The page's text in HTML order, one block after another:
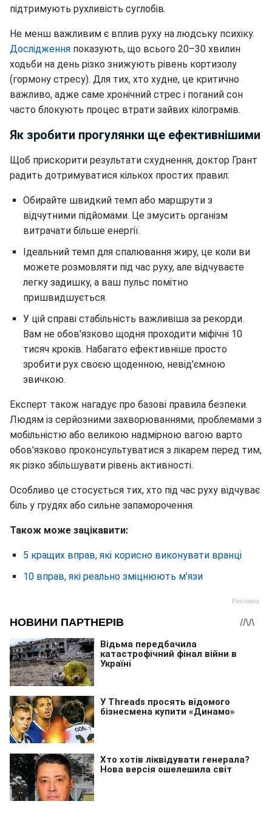
підтримують рухливість суглобів.
Не менш важливим є вплив руху на людську психіку.
Дослідження показують, що всього 20–30 хвилин
ходьби на день різко знижують рівень кортизолу
(гормону стресу). Для тих, хто худне, це критично
важливо, адже саме хронічний стрес і поганий сон
часто блокують процес втрати зайвих кілограмів.
Як зробити прогулянки ще ефективнішими
Щоб прискорити результати схуднення, доктор Грант
радить дотримуватися кількох простих правил:
Обирайте швидкий темп або маршрути з
відчутними підйомами. Це змусить організм
витрачати більше енергії.
Ідеальний темп для спалювання жиру, це коли ви
можете розмовляти під час руху, але відчуваєте
легку задишку, а ваш пульс помітно
пришвидшується.
У цій справі стабільність важливіша за рекорди.
Вам не обов'язково щодня проходити міфічні 10
тисяч кроків. Набагато ефективніше просто
зробити рух своєю щоденною, невід'ємною
звичкою.
Експерт також нагадує про базові правила безпеки.
Людям із серйозними захворюваннями, проблемами з
мобільністю або великою надмірною вагою варто
обов'язково проконсультуватися з лікарем перед тим,
як різко збільшувати рівень активності.
Особливо це стосується тих, хто під час руху відчуває
біль у грудях або сильне запаморочення.
Також може зацікавити:
5 кращих вправ, які корисно виконувати вранці
10 вправ, які реально зміцнюють м'язи